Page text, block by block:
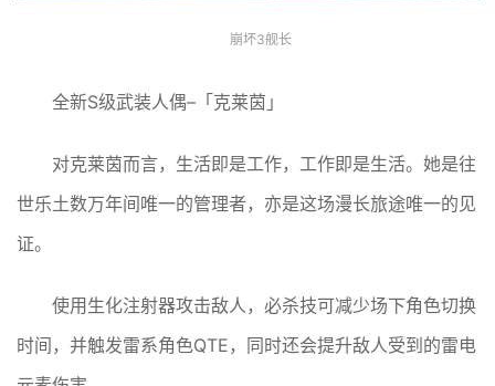
崩坏3舰长
全新S级武装人偶–「克莱茵」
对克莱茵而言，生活即是工作，工作即是生活。她是往
世乐土数万年间唯一的管理者，亦是这场漫长旅途唯一的见
证。
使用生化注射器攻击敌人，必杀技可减少场下角色切换
时间，并触发雷系角色QTE，同时还会提升敌人受到的雷电